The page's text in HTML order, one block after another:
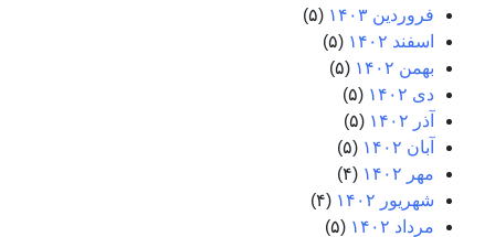
فروردین ۱۴۰۳
(۵)
اسفند ۱۴۰۲
(۵)
بهمن ۱۴۰۲
(۵)
دی ۱۴۰۲
(۵)
آذر ۱۴۰۲
(۵)
آبان ۱۴۰۲
(۵)
مهر ۱۴۰۲
(۴)
شهریور ۱۴۰۲
(۴)
مرداد ۱۴۰۲
(۵)